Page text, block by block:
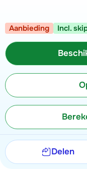
Aanbieding Incl.
Delen